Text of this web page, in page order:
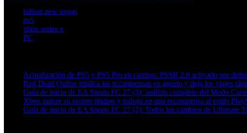
fallout new vegas
ps5
xbox series x
PC
Actualización de PS5 y PS5 Pro en camino: PSSR 2.0 activado por
Red Dead Online triplica las recompensas en agosto y deja los viajes
Guía de inicio de EA Sports FC 27 (3): análisis completo del Modo
Xbox quiere su propio platino y trabaja en una recompensa al estilo
Guía de inicio de EA Sports FC 27 (2): Todos los cambios de Ultimate